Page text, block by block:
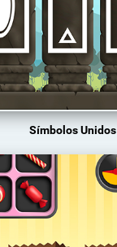
Símbolos Unidos